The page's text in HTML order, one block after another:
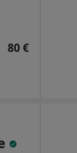
80 €